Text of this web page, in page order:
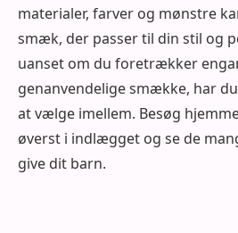
materialer, farver og mønstre
smæk, der passer til din stil og
uanset om du foretrækker
genanvendelige smække, har
at vælge imellem. Besøg
øverst i indlægget og se de
give dit barn.